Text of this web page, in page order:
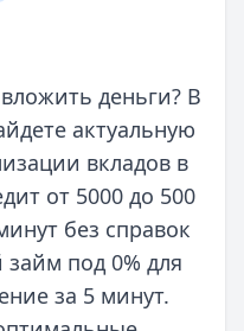
деньги? В
актуальную
вкладов в
от 5000 до 500
без справок
под 0% для
за 5 минут.